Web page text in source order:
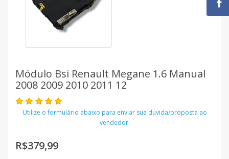
Módulo Bsi Renault Megane 1.6 Manual
2008 2009 2010 2011 12
Utilize o formulário abaixo para enviar sua dúvida/proposta ao
vendedor:
R$379,99